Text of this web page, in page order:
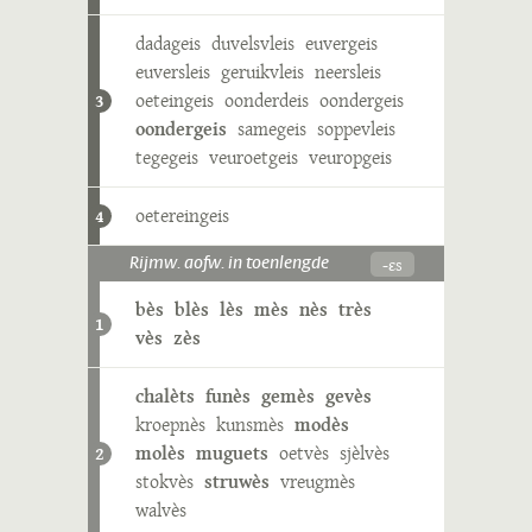
3
dadageis duvelsvleis euvergeis
euversleis geruikvleis neersleis
oeteingeis oonderdeis oondergeis
oondergeis samegeis soppevleis
tegegeis veuroetgeis veuropgeis
4 oetereingeis
Rijmw. aofw. in toenlengde -ɛs
1
bès blès lès mès nès très
vès zès
2
chalèts funès gemès gevès
kroepnès kunsmès modès
molès muguets oetvès sjèlvès
stokvès struwès vreugmès
walvès